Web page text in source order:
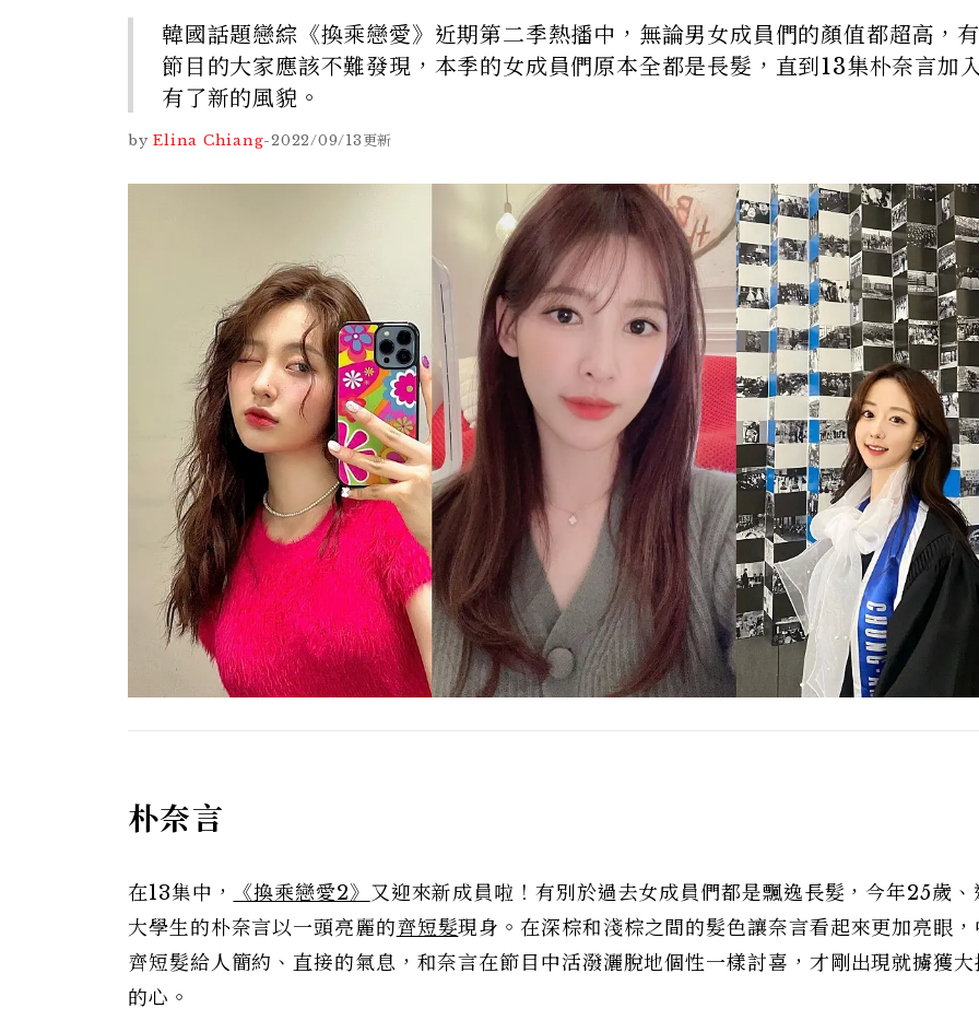
韓國話題戀綜《換乘戀愛》近期第二季熱播中，無論男女成員們的顏值都超高，
節目的大家應該不難發現，本季的女成員們原本全都是長髮，直到13集朴奈言加
有了新的風貌。
by Elina Chiang-2022/09/13更新
朴奈言
在13集中， 《換乘戀愛2》 又迎來新成員啦！有別於過去女成員們都是飄逸長髮，今年25歲、
大學生的朴奈言以一頭亮麗的齊短髮現身。在深棕和淺棕之間的髮色讓奈言看起來更加亮眼
齊短髮給人簡約、直接的氣息，和奈言在節目中活潑灑脫地個性一樣討喜，才剛出現就擄獲
的心。